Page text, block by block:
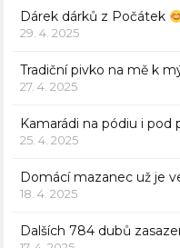
Dárek dárků z Počátek
29. 4. 2025
Tradiční pivko na mě k
27. 4. 2025
Kamarádi na pódiu i pod
25. 4. 2025
Domácí mazanec už je
18. 4. 2025
Dalších 784 dubů